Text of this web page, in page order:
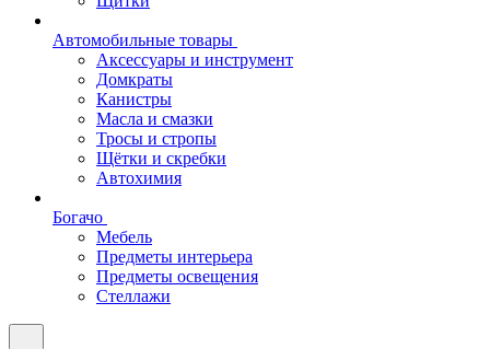
Автомобильные товары
Аксессуары и инструмент
Домкраты
Канистры
Масла и смазки
Тросы и стропы
Щётки и скребки
Автохимия
Богачо
Мебель
Предметы интерьера
Предметы освещения
Стеллажи